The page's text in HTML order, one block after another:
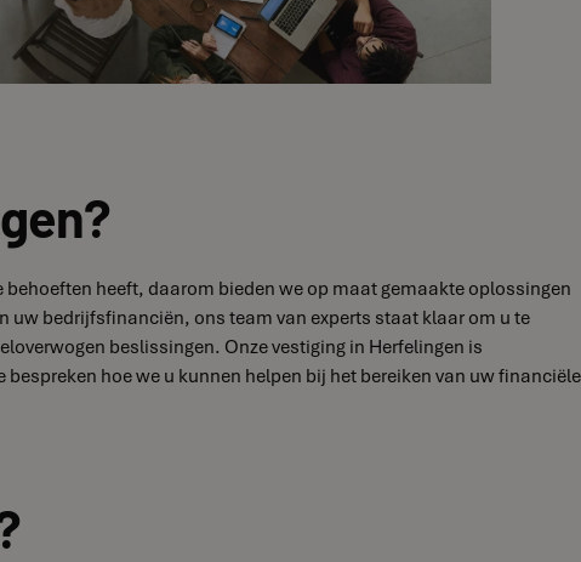
heeft, daarom bieden we op maat gemaakte oplossingen
uw bedrijfsfinanciën, ons team van experts staat klaar om u te
beslissingen. Onze vestiging in Herfelingen is
hoe we u kunnen helpen bij het bereiken van uw financiële